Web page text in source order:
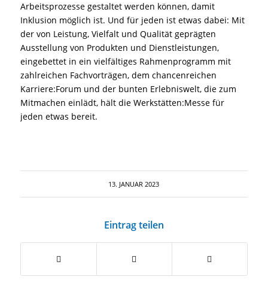
Arbeitsprozesse gestaltet werden können, damit
Inklusion möglich ist. Und für jeden ist etwas dabei: Mit
der von Leistung, Vielfalt und Qualität geprägten
Ausstellung von Produkten und Dienstleistungen,
eingebettet in ein vielfältiges Rahmenprogramm mit
zahlreichen Fachvorträgen, dem chancenreichen
Karriere:Forum und der bunten Erlebniswelt, die zum
Mitmachen einlädt, hält die Werkstätten:Messe für
jeden etwas bereit.
13. JANUAR 2023
Eintrag teilen